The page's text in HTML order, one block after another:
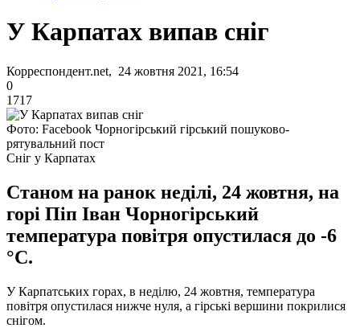
У Карпатах випав сніг
Корреспондент.net, 24 жовтня 2021, 16:54
0
1717
Фото: Facebook Чорногірський гірський пошуково-
рятувальний пост
Сніг у Карпатах
Станом на ранок неділі, 24 жовтня, на
горі Піп Іван Чорногірський
температура повітря опустилася до -6
°С.
У Карпатських горах, в неділю, 24 жовтня, температура
повітря опустилася нижче нуля, а гірські вершини покрилися
снігом.